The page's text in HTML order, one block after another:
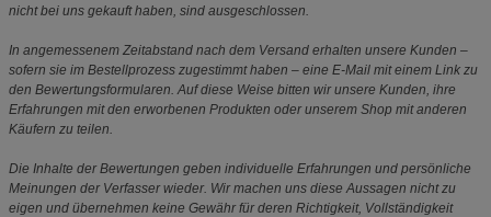
nicht bei uns gekauft haben, sind ausgeschlossen.
In angemessenem Zeitabstand nach dem Versand erhalten unsere Kunden –
sofern sie im Bestellprozess zugestimmt haben – eine E-Mail mit einem Link zu
den Bewertungsformularen. Auf diese Weise bitten wir unsere Kunden, ihre
Erfahrungen mit den erworbenen Produkten oder unserem Shop mit anderen
Käufern zu teilen.
Die Inhalte der Bewertungen geben individuelle Erfahrungen und persönliche
Meinungen der Verfasser wieder. Wir machen uns diese Aussagen nicht zu
eigen und übernehmen keine Gewähr für deren Richtigkeit, Vollständigkeit